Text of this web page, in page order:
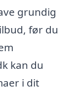
grundig
før du
kan du
i dit